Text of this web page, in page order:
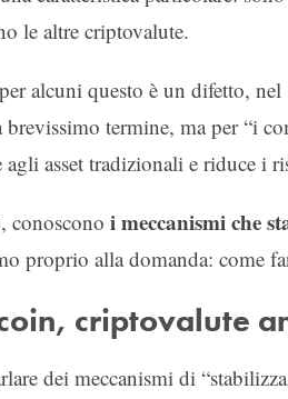
le altre criptovalute.
alcuni questo è un difetto,
brevissimo termine, ma per “i
asset tradizionali e riduce i
conoscono i meccanismi che
proprio alla domanda: come
criptovalute
dei meccanismi di